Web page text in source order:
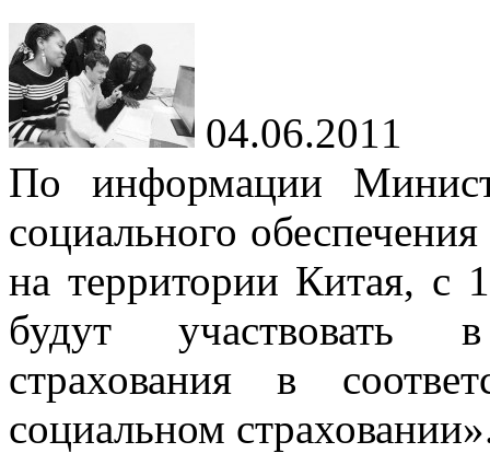
04.06.2011
По информации
социального
на территории Китая, с
будут участвовать
страхования в
социальном